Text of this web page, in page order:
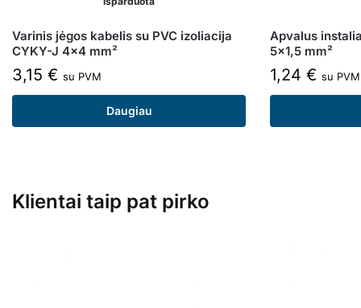
Varinis jėgos kabelis su PVC izoliacija
CYKY-J 4×4 mm²
3,15 € su PVM
Daugiau
Apvalus
5×1,5 mm²
1,24 € su PVM
Klientai taip pat pirko